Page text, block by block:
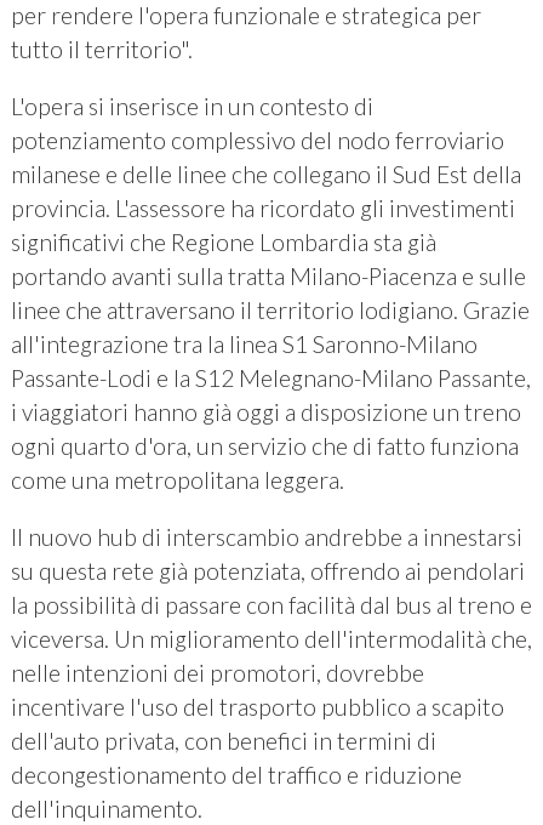
per rendere l'opera funzionale e strategica per
tutto il territorio".
L'opera si inserisce in un contesto di
potenziamento complessivo del nodo ferroviario
milanese e delle linee che collegano il Sud Est della
provincia. L'assessore ha ricordato gli investimenti
significativi che Regione Lombardia sta già
portando avanti sulla tratta Milano-Piacenza e sulle
linee che attraversano il territorio lodigiano. Grazie
all'integrazione tra la linea S1 Saronno-Milano
Passante-Lodi e la S12 Melegnano-Milano Passante,
i viaggiatori hanno già oggi a disposizione un treno
ogni quarto d'ora, un servizio che di fatto funziona
come una metropolitana leggera.
Il nuovo hub di interscambio andrebbe a innestarsi
su questa rete già potenziata, offrendo ai pendolari
la possibilità di passare con facilità dal bus al treno e
viceversa. Un miglioramento dell'intermodalità che,
nelle intenzioni dei promotori, dovrebbe
incentivare l'uso del trasporto pubblico a scapito
dell'auto privata, con benefici in termini di
decongestionamento del traffico e riduzione
dell'inquinamento.